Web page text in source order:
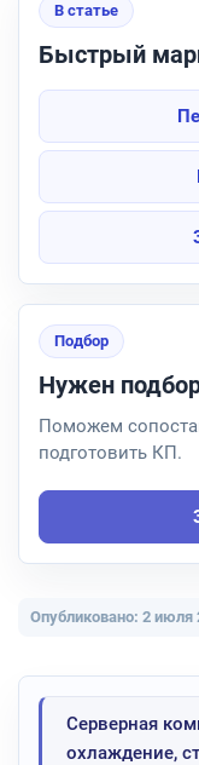
В статье
Быстрый
Подбор
Нужен
Поможем
подготовить КП.
Опубликовано: 2 июля
Серверная
охлаждение,